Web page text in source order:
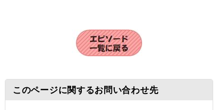
このページに関するお問い合わせ先